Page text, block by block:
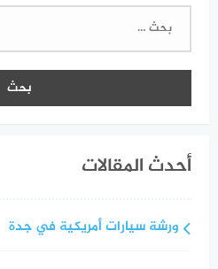
أحدث المقالات
ورشة سيارات أمريكية في جدة